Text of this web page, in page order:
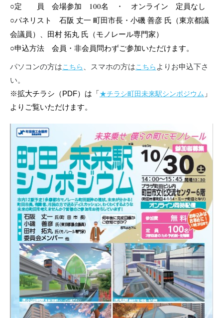
○定 員 会場参加 100名 ・ オンライン 定員なし
○パネリスト 石阪 丈一 町田市長・小磯 善彦 氏（東京都議
会議員）、田村 拓丸 氏（モノレール専門家）
○申込方法 会員・非会員問わずご参加いただけます。
パソコンの方はこちら 、スマホの方はこちら よりお申込下さ
い。
※拡大チラシ（PDF）は「★チラシ町田未来駅シンポジウム 」
よりご覧いただけます。